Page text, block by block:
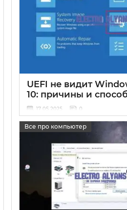
UEFI не видит
10: причины и
17 05 2025 0
Все про компьютер